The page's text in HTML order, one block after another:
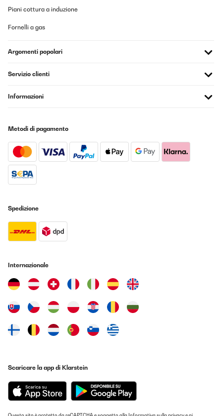
Piani cottura a induzione
Fornelli a gas
Argomenti popolari
Servizio clienti
Informazioni
Metodi di pagamento
Spedizione
Internazionale
Scaricare la app di Klarstein